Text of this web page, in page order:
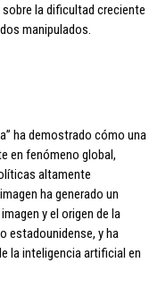
la dificultad creciente
manipulados.
ha demostrado cómo una
en fenómeno global,
altamente
ha generado un
y el origen de la
estadounidense, y ha
la inteligencia artificial en